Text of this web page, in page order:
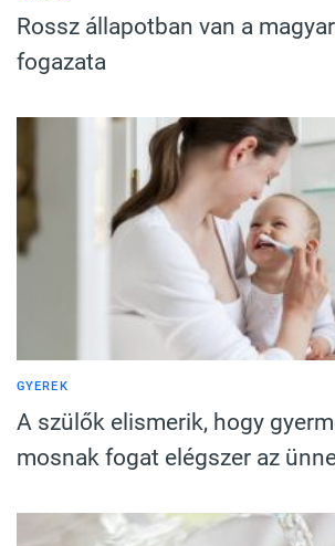
Rossz állapotban van a
fogazata
GYEREK
A szülők elismerik, hogy
mosnak fogat elégszer az